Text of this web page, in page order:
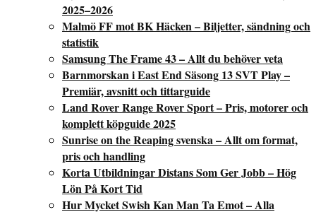
2025–2026
Malmö FF mot BK Häcken – Biljetter, sändning och
statistik
Samsung The Frame 43 – Allt du behöver veta
Barnmorskan i East End Säsong 13 SVT Play –
Premiär, avsnitt och tittarguide
Land Rover Range Rover Sport – Pris, motorer och
komplett köpguide 2025
Sunrise on the Reaping svenska – Allt om format,
pris och handling
Korta Utbildningar Distans Som Ger Jobb – Hög
Lön På Kort Tid
Hur Mycket Swish Kan Man Ta Emot – Alla